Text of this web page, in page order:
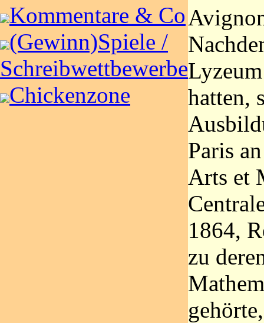
Kommentare & Co
(Gewinn)Spiele /
Schreibwettbewerbe
Chickenzone
hatten,
Paris
Arts et
1864,
zu